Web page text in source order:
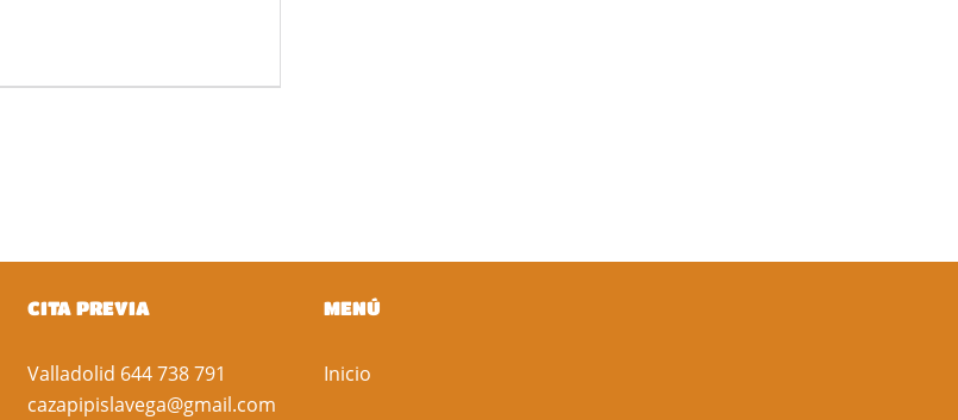
CITA PREVIA
Valladolid 644 738 791
cazapipislavega@gmail.com
MENÚ
Inicio